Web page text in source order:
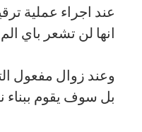
عند اجراء عملية
انها لن تشعر باي
وعند زوال مفعول
بل سوف يقوم